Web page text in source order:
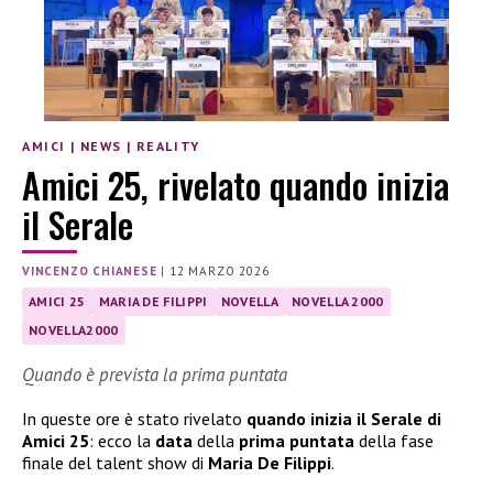
AMICI | NEWS | REALITY
Amici 25, rivelato quando inizia
il Serale
VINCENZO CHIANESE | 12 MARZO 2026
AMICI 25 MARIA DE FILIPPI NOVELLA
NOVELLA 2000
NOVELLA2000
Quando è prevista la prima puntata
In queste ore è stato rivelato quando inizia il Serale di
Amici 25: ecco la data della prima puntata della fase
finale del talent show di Maria De Filippi.